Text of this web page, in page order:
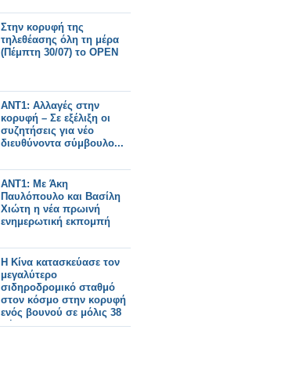
Στην κορυφή της
τηλεθέασης όλη τη μέρα
(Πέμπτη 30/07) το OPEN
ΑΝΤ1: Αλλαγές στην
κορυφή – Σε εξέλιξη οι
συζητήσεις για νέο
διευθύνοντα σύμβουλο...
ΑΝΤ1: Με Άκη
Παυλόπουλο και Βασίλη
Χιώτη η νέα πρωινή
ενημερωτική εκπομπή
Η Κίνα κατασκεύασε τον
μεγαλύτερο
σιδηροδρομικό σταθμό
στον κόσμο στην κορυφή
ενός βουνού σε μόλις 38
μήνες!